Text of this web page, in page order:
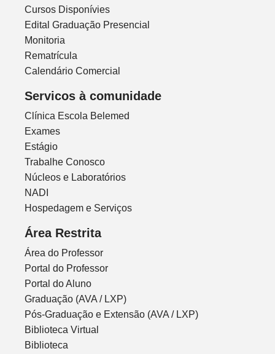
Cursos Disponívies
Edital Graduação Presencial
Monitoria
Rematrícula
Calendário Comercial
Servicos à comunidade
Clínica Escola Belemed
Exames
Estágio
Trabalhe Conosco
Núcleos e Laboratórios
NADI
Hospedagem e Serviços
Área Restrita
Área do Professor
Portal do Professor
Portal do Aluno
Graduação (AVA / LXP)
Pós-Graduação e Extensão (AVA / LXP)
Biblioteca Virtual
Biblioteca